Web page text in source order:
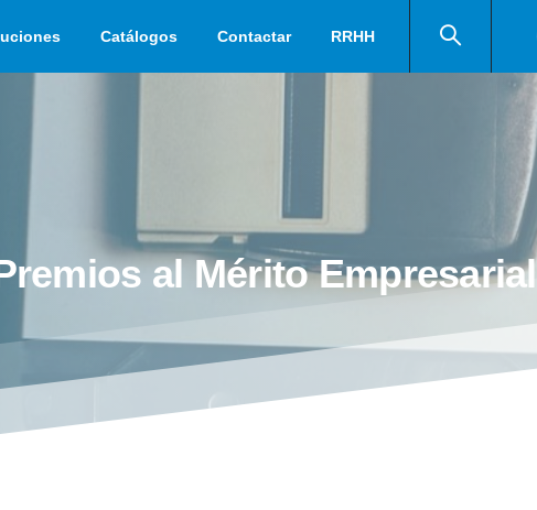
Catálogos Contactar RRHH
al Mérito Empresarial